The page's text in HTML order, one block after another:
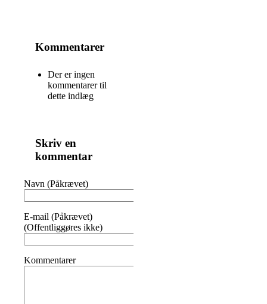
Kommentarer
Der er ingen
kommentarer til
dette indlæg
Skriv en
kommentar
Navn (Påkrævet)
E-mail (Påkrævet)
(Offentliggøres ikke)
Kommentarer